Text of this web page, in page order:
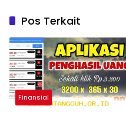
Pos Terkait
Finansial